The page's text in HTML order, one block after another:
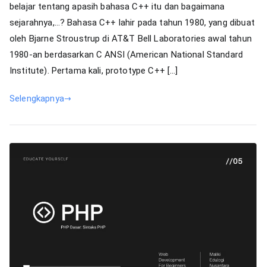
C++
belajar tentang apasih bahasa C++ itu dan bagaimana
sejarahnya,…? Bahasa C++ lahir pada tahun 1980, yang dibuat
oleh Bjarne Stroustrup di AT&T Bell Laboratories awal tahun
1980-an berdasarkan C ANSI (American National Standard
Institute). Pertama kali, prototype C++ […]
Selengkapnya